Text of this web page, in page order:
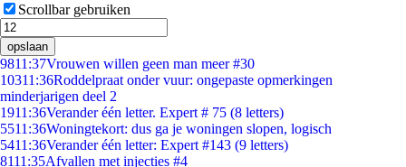
Scrollbar gebruiken
opslaan
9811:37Vrouwen willen geen man meer #30
10311:36Roddelpraat onder vuur: ongepaste opmerkingen
minderjarigen deel 2
1911:36Verander één letter. Expert # 75 (8 letters)
5511:36Woningtekort: dus ga je woningen slopen, logisch
5411:36Verander één letter: Expert #143 (9 letters)
8111:35Afvallen met injecties #4